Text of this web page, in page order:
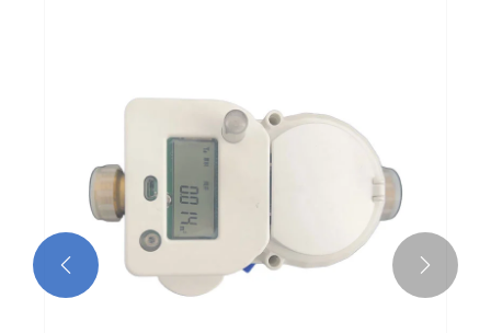
 